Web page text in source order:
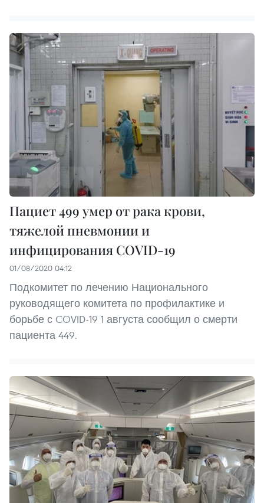
Пациет 499 умер от рака крови,
тяжелой пневмонии и
инфицирования COVID-19
01/08/2020 04:12
Подкомитет по лечению Национального
руководящего комитета по профилактике и
борьбе с COVID-19 1 августа сообщил о смерти
пациента 449.